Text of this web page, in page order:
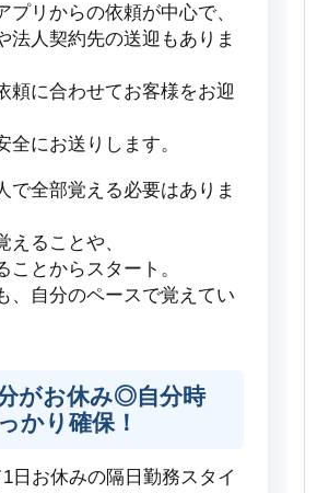
プリからの依頼が中心で、
法人契約先の送迎もありま
頼に合わせてお客様をお迎
全にお送りします。
で全部覚える必要はありま
えることや、
ことからスタート。
、自分のペースで覚えてい
がお休み◎自分時
かり確保！
日お休みの隔日勤務スタイ